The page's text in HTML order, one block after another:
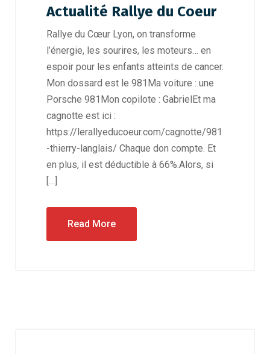
Actualité Rallye du Coeur
Rallye du Cœur Lyon, on transforme
l’énergie, les sourires, les moteurs… en
espoir pour les enfants atteints de cancer.
Mon dossard est le 981Ma voiture : une
Porsche 981Mon copilote : GabrielEt ma
cagnotte est ici :
https://lerallyeducoeur.com/cagnotte/981
-thierry-langlais/ Chaque don compte. Et
en plus, il est déductible à 66%.Alors, si
[…]
Read More